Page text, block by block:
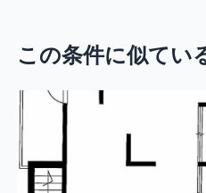
この条件に似てい